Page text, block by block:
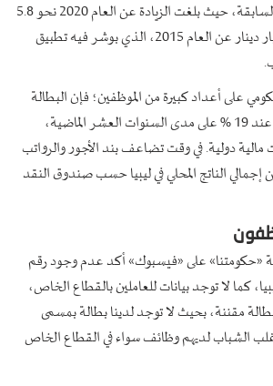
الرواتب مقارنة بالأعوام السابقة، حيث بلغت الزيادة عن العام 2020 نحو 5.8
مليار دينار وبنحو 8.4 مليار دينار عن العام 2015، الذي بوشر فيه تطبيق
على أعداد كبيرة من الموظفين؛ فإن البطالة
متفشية بنسب استقرت عند 19 % على مدى السنوات العشر الماضية،
دولية. في وقت تضاعف بند الأجور والرواتب
ليصل إلى 17 % من إجمالي الناتج المحلي في ليبيا حسب صندوق النقد
«حكومتنا» على «فيسبوك» أكد عدم وجود رقم
كما لا توجد بيانات للعاملين بالقطاع الخاص،
بطالة مقننة، بحيث لا توجد لدينا بطالة بمسمى
الشباب لديهم وظائف سواء في القطاع الخاص